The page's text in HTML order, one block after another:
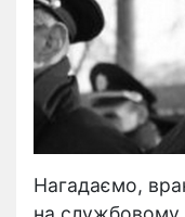
Нагадаємо,